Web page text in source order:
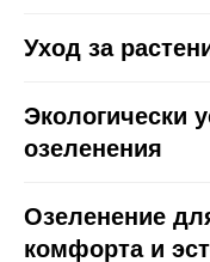
Уход за
Экологически
озеленения
Озеленение
комфорта и